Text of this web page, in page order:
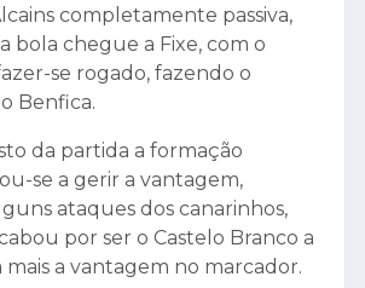
completamente passiva,
bola chegue a Fixe, com o
se rogado, fazendo o
Benfica.
da partida a formação
se a gerir a vantagem,
ataques dos canarinhos,
por ser o Castelo Branco a
mais a vantagem no marcador.